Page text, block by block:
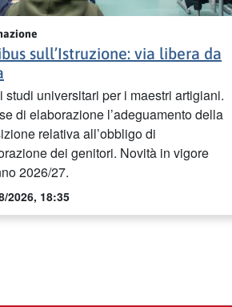
sull’Istruzione: via libera da
studi universitari per i maestri artigiani.
di elaborazione l’adeguamento della
relativa all’obbligo di
dei genitori. Novità in vigore
2026/27.
2026, 18:35